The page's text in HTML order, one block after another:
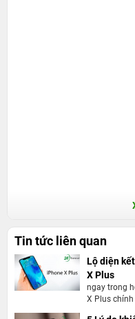
Tin tức liên quan
Lộ diện
X Plus
ngay trong
X Plus